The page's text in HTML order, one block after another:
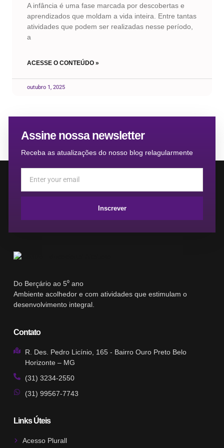
A infância é uma fase marcada por descobertas e
aprendizados que moldam a vida inteira. Entre tantas
atividades que podem ser realizadas nesse período,
a
ACESSE O CONTEÚDO »
outubro 1, 2025
Assine nossa newsletter
Receba as atualizações do nosso blog relagularmente
Inscrever
Do Berçário ao 5⁰ ano
Ambiente acolhedor e com atividades que estimulam o
desenvolvimento integral.
Contato
R. Des. Pedro Licínio, 165 - Bairro Ouro Preto Belo
Horizonte – MG
(31) 3234-2550
(31) 99567-7743
Links Úteis
Acesso Plurall